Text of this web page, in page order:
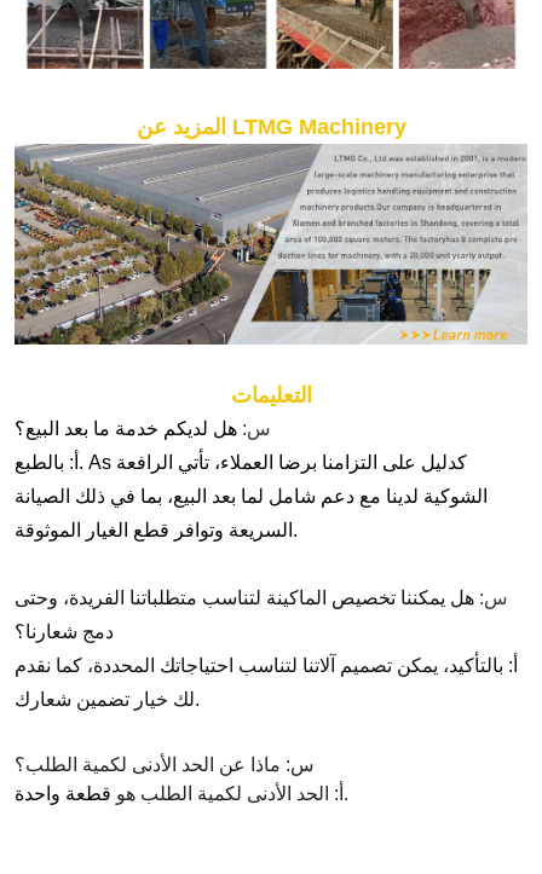
المزيد عن LTMG Machinery
التعليمات
س: هل لديكم خدمة ما بعد البيع؟
أ: بالطبع. As
الشوكية لدينا مع دعم شامل لما بعد البيع، بما في ذلك الصيانة
السريعة وتوافر قطع الغيار الموثوقة.
س: هل يمكننا تخصيص الماكينة لتناسب متطلباتنا الفريدة، وحتى
دمج شعارنا؟
أ: بالتأكيد، يمكن تصميم آلاتنا لتناسب احتياجاتك المحددة، كما نقدم
لك خيار تضمين شعارك.
س: ماذا عن الحد الأدنى لكمية الطلب؟
أ: الحد الأدنى لكمية الطلب هو قطعة واحدة .